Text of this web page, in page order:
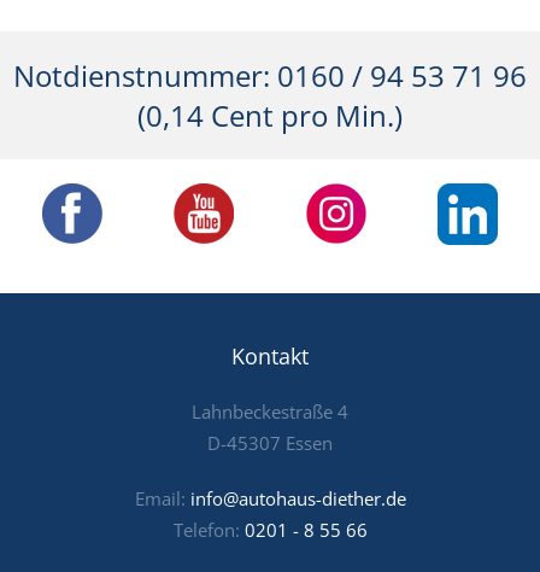
Notdienstnummer: 0160 / 94 53 71 96
(0,14 Cent pro Min.)
Kontakt
Lahnbeckestraße 4
D-45307 Essen
Email: info@autohaus-diether.de
Telefon: 0201 - 8 55 66